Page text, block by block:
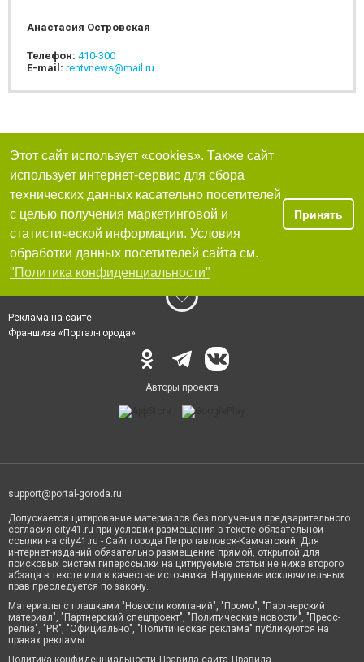
Анастасия Островская
Телефон: 410-300
E-mail: rentvnews@mail.ru
Этот сайт использует «cookies». Также сайт
использует интернет-сервис для сбора
технических данных касательно посетителей
с целью получения маркетинговой и
статистической информации. Условия
обработки данных посетителей сайта см.
"Политика конфиденциальности"
Принять
Реклама на сайте
Франшиза «Портал-города»
Авторы проекта
support@portal-goroda.ru
Допускается цитирование материалов без получения предварительного
согласия city41.ru при условии размещения в тексте обязательной
ссылки на city41.ru - Сайт города Петропавловск-Камчатский. Для
интернет-изданий обязательно размещение прямой, открытой для
поисковых систем гиперссылки на цитируемые статьи не ниже второго
абзаца в тексте или в качестве источника. Нарушение исключительных
прав преследуется по закону.
Материалы с плашками "Новости компаний", "Промо", "Партнерский
материал", "Партнерский спецпроект", "Политические новости", "Пресс-
релиз", "PR", "Официально", "Политическая реклама" публикуются на
правах рекламы.
Политика конфиденциальности Правила сайта Правила